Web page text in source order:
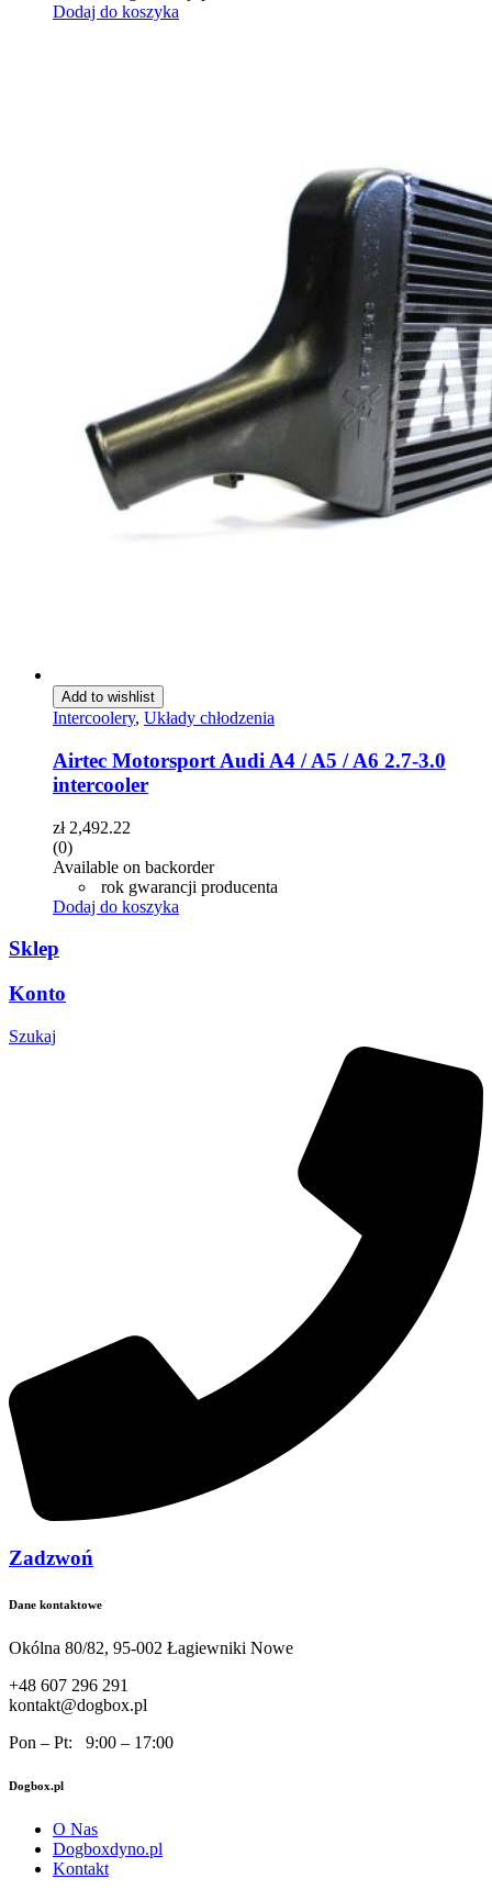
Dodaj do koszyka
Add to wishlist
Intercoolery, Układy chłodzenia
Airtec Motorsport Audi A4 / A5 / A6 2.7-3.0
intercooler
zł2,492.22
(0)
Available on backorder
rok gwarancji producenta
Dodaj do koszyka
Sklep
Konto
Szukaj
Zadzwoń
Dane kontaktowe
Okólna 80/82, 95-002 Łagiewniki Nowe
+48 607 296 291
kontakt@dogbox.pl
Pon – Pt: 9:00 – 17:00
Dogbox.pl
O Nas
Dogboxdyno.pl
Kontakt